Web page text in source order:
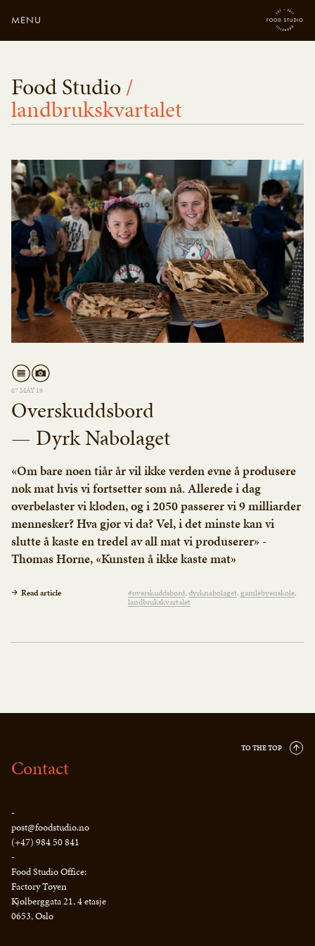
MENU
here...
Close
Food Studio/
landbrukskvartalet
07 MAY 19
Overskuddsbord
— Dyrk Nabolaget
«Om bare noen tiår år vil ikke verden evne å produsere
nok mat hvis vi fortsetter som nå. Allerede i dag
overbelaster vi kloden, og i 2050 passerer vi 9 milliarder
mennesker? Hva gjør vi da? Vel, i det minste kan vi
slutte å kaste en tredel av all mat vi produserer» -
Thomas Horne, «Kunsten å ikke kaste mat»
Read article #overskuddsbord dyrknabolaget gamlebyenskole
landbrukskvartalet
TO THE TOP
Contact
-
post@foodstudio.no
(+47) 984 50 841
-
Food Studio Office:
Factory Tøyen
Kjølberggata 21, 4 etasje
0653, Oslo